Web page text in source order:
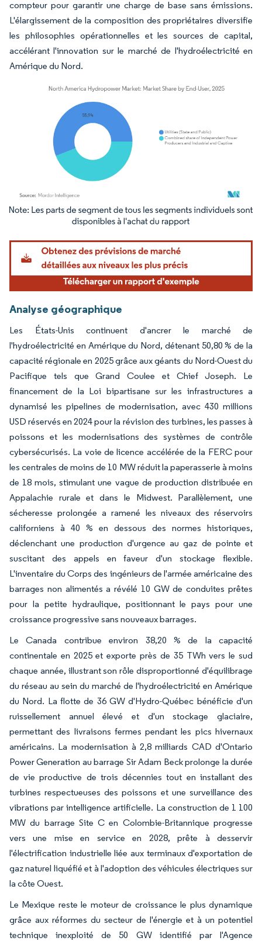
compteur pour garantir une charge de base sans émissions.
L'élargissement de la composition des propriétaires diversifie
les philosophies opérationnelles et les sources de capital,
accélérant l'innovation sur le marché de l'hydroélectricité en
Amérique du Nord.
Image © Mordor Intelligence. La réutilisation nécessite une attribution sous CC BY
Analyse géographique
Les États-Unis continuent d'ancrer le marché de
l'hydroélectricité en Amérique du Nord, détenant 50,80 % de la
capacité régionale en 2025 grâce aux géants du Nord-Ouest du
Pacifique tels que Grand Coulee et Chief Joseph. Le
financement de la Loi bipartisane sur les infrastructures a
dynamisé les pipelines de modernisation, avec 430 millions
USD réservés en 2024 pour la révision des turbines, les passes à
poissons et les modernisations des systèmes de contrôle
cybersécurisés. La voie de licence accélérée de la FERC pour
les centrales de moins de 10 MW réduit la paperasserie à moins
de 18 mois, stimulant une vague de production distribuée en
Appalachie rurale et dans le Midwest. Parallèlement, une
sécheresse prolongée a ramené les niveaux des réservoirs
californiens à 40 % en dessous des normes historiques,
déclenchant une production d'urgence au gaz de pointe et
suscitant des appels en faveur d'un stockage flexible.
L'inventaire du Corps des ingénieurs de l'armée américaine des
barrages non alimentés a révélé 10 GW de conduites prêtes
pour la petite hydraulique, positionnant le pays pour une
croissance progressive sans nouveaux barrages.
Le Canada contribue environ 38,20 % de la capacité
continentale en 2025 et exporte près de 35 TWh vers le sud
chaque année, illustrant son rôle disproportionné d'équilibrage
du réseau au sein du marché de l'hydroélectricité en Amérique
du Nord. La flotte de 36 GW d'Hydro-Québec bénéficie d'un
ruissellement annuel élevé et d'un stockage glaciaire,
permettant des livraisons fermes pendant les pics hivernaux
américains. La modernisation à 2,8 milliards CAD d'Ontario
Power Generation au barrage Sir Adam Beck prolonge la durée
de vie productive de trois décennies tout en installant des
turbines respectueuses des poissons et une surveillance des
vibrations par intelligence artificielle. La construction de 1 100
MW du barrage Site C en Colombie-Britannique progresse
vers une mise en service en 2028, prête à desservir
l'électrification industrielle liée aux terminaux d'exportation de
gaz naturel liquéfié et à l'adoption des véhicules électriques sur
la côte Ouest.
Le Mexique reste le moteur de croissance le plus dynamique
grâce aux réformes du secteur de l'énergie et à un potentiel
technique inexploité de 50 GW identifié par l'Agence